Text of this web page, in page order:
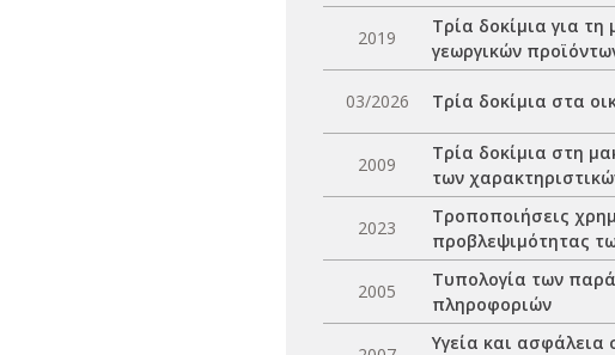
2019
Τρία δοκίμια για
γεωργικών
03/2026 Τρία δοκίμια στα
2009
Τρία δοκίμια στη
των
2023
Τροποποιήσεις
προβλεψιμότητας
2005
Τυπολογία των
πληροφοριών
Υγεία και ασφάλεια